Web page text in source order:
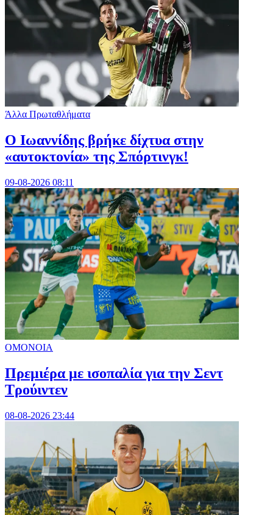
Άλλα Πρωταθλήματα
Ο Ιωαννίδης βρήκε δίχτυα στην
«αυτοκτονία» της Σπόρτινγκ!
09-08-2026 08:11
ΟΜΟΝΟΙΑ
Πρεμιέρα με ισοπαλία για την Σεντ
Τρούιντεν
08-08-2026 23:44